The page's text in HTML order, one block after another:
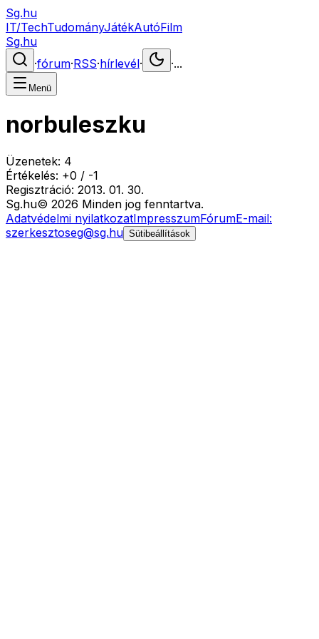
Sg.hu
IT/TechTudományJátékAutóFilm
Sg.hu
·fórum·RSS·hírlevél· ·...
Menü
norbuleszku
Üzenetek: 4
Értékelés: +0 / -1
Regisztráció: 2013. 01. 30.
Sg.hu© 2026 Minden jog fenntartva.
Adatvédelmi nyilatkozatImpresszumFórumE-mail:
szerkesztoseg@sg.hu Sütibeállítások